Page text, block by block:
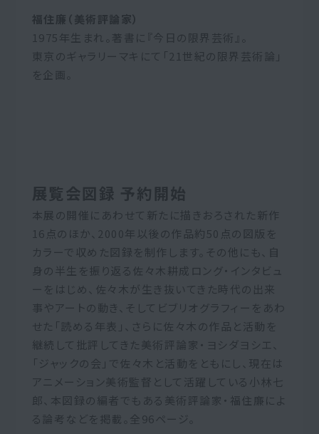
福住廉（美術評論家）
1975年生まれ。著書に『今日の限界芸術』。
東京のギャラリーマキにて「21世紀の限界芸術論」
を企画。
展覧会図録 予約開始
本展の開催にあわせて新たに描きおろされた新作
16点のほか、2000年以後の作品約50点の図版を
カラーで収めた図録を制作します。その他にも、自
身の半生を振り返る佐々木耕成ロング・インタビュ
ーをはじめ、佐々木が生き抜いてきた時代の出来
事やアートの動き、そしてビブリオグラフィーをあわ
せた「読める年表」、さらに佐々木の作品と活動を
継続して批評してきた美術評論家・ヨシダヨシエ、
「ジャックの会」で佐々木と活動をともにし、現在は
アニメーション美術監督として活躍している小林七
郎、本図録の編者でもある美術評論家・福住廉によ
る論考などを掲載。全96ページ。